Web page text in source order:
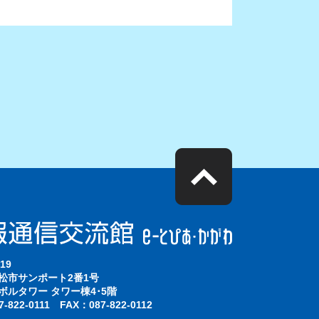
市サンポート2番1号
ルタワー タワー棟4･5階
822-0111 FAX：087-822-0112